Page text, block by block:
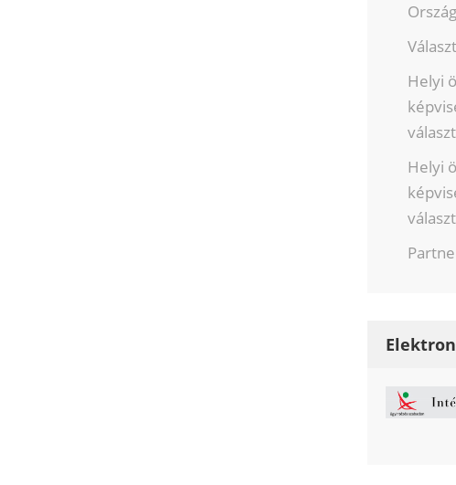
Helyi
Helyi